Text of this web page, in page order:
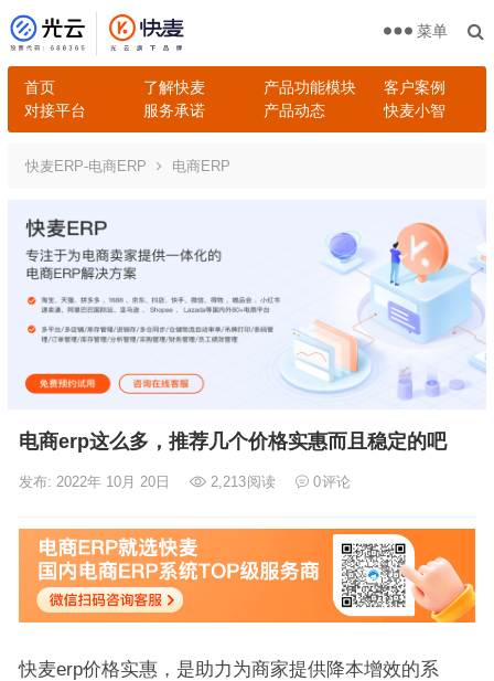
首页 了解快麦 产品功能模块
客户案例
对接平台
服务承诺 产品动态 快麦小智
菜单
快麦ERP-电商ERP 电商ERP
电商erp这么多，推荐几个价格实惠而且稳定的吧
发布: 2022年 10月 20日 2,213阅读 0评论
快麦erp价格实惠，是助力为商家提供降本增效的系